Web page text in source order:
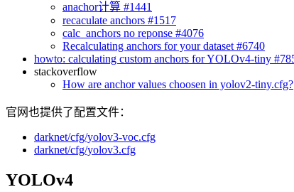
anachor计算 #1441
recaculate anchors #1517
calc_anchors no reponse #4076
Recalculating anchors for your dataset #6740
howto: calculating custom anchors for YOLOv4-tiny
stackoverflow
How are anchor values choosen in yolov2-tiny.cfg?
官网也提供了配置文件：
darknet/cfg/yolov3-voc.cfg
darknet/cfg/yolov3.cfg
YOLOv4